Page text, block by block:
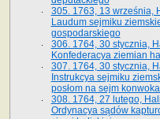
305. 1763, 13 września,
Laudum sejmiku
gospodarskiego
306. 1764, 30 stycznia,
Konfederacya ziemian
307. 1764, 30 stycznia,
Instrukcya sejmiku
posłom na sejm
308. 1764, 27 lutego,
Ordynacya sądów